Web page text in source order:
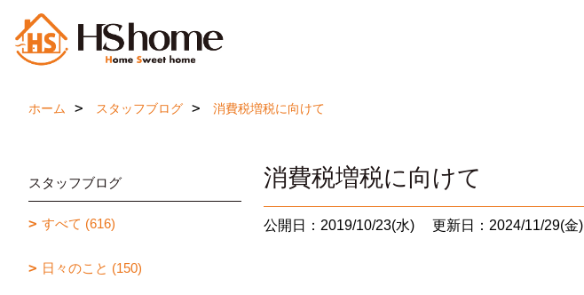
ホーム スタッフブログ 消費税増税に向けて
消費税増税に向けて
公開日：2019/10/23(水) 更新日：2024/11/29(金)
スタッフブログ
すべて (616)
日々のこと (150)